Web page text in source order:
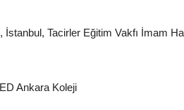
İstanbul, Tacirler Eğitim Vakfı İmam
Ankara Koleji